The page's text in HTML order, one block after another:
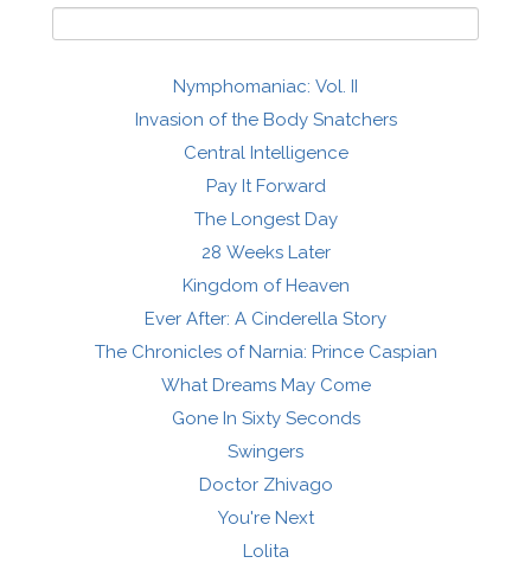
Nymphomaniac: Vol. II
Invasion of the Body Snatchers
Central Intelligence
Pay It Forward
The Longest Day
28 Weeks Later
Kingdom of Heaven
Ever After: A Cinderella Story
The Chronicles of Narnia: Prince Caspian
What Dreams May Come
Gone In Sixty Seconds
Swingers
Doctor Zhivago
You're Next
Lolita